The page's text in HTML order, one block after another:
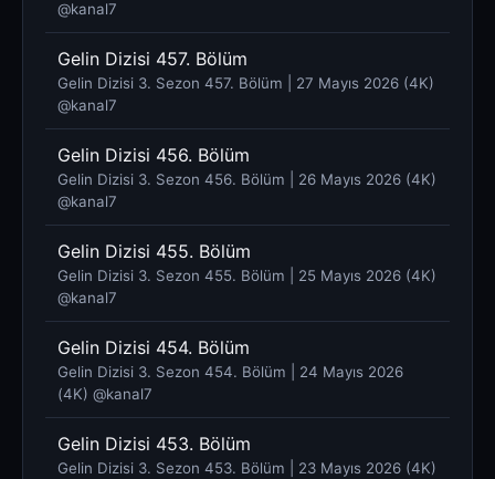
@kanal7 ​
Gelin Dizisi 457. Bölüm
Gelin Dizisi 3. Sezon 457. Bölüm | 27 Mayıs 2026 (4K)
@kanal7 ​
Gelin Dizisi 456. Bölüm
Gelin Dizisi 3. Sezon 456. Bölüm | 26 Mayıs 2026 (4K)
@kanal7 ​
Gelin Dizisi 455. Bölüm
Gelin Dizisi 3. Sezon 455. Bölüm | 25 Mayıs 2026 (4K)
@kanal7 ​
Gelin Dizisi 454. Bölüm
Gelin Dizisi 3. Sezon 454. Bölüm | 24 Mayıs 2026
(4K) @kanal7 ​
Gelin Dizisi 453. Bölüm
Gelin Dizisi 3. Sezon 453. Bölüm | 23 Mayıs 2026 (4K)